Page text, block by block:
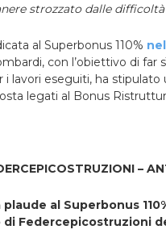
strozzato dalle
al Superbonus 110%
con l’obiettivo di far
lavori eseguiti, ha
legati al Bonus
–
al Superbonus
Federcepicostruzioni